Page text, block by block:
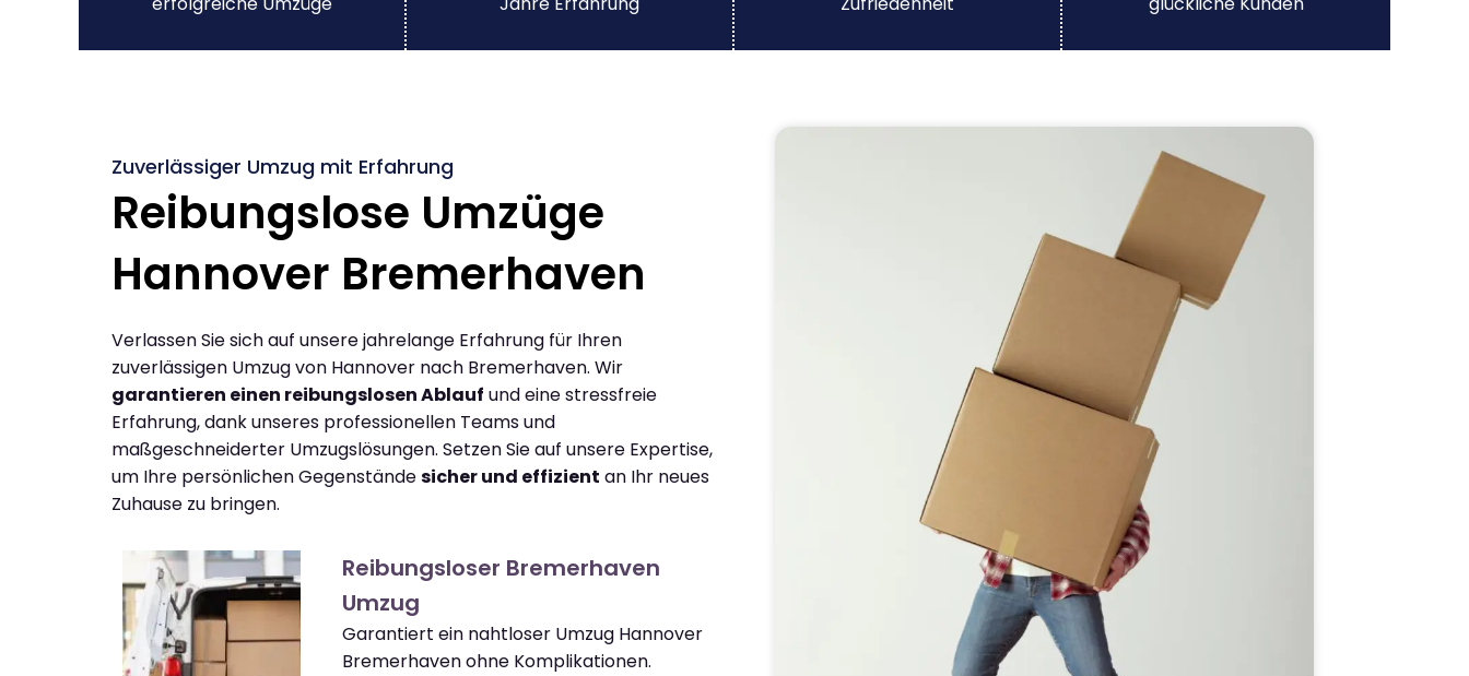
Zuverlässiger Umzug mit Erfahrung
Reibungslose Umzüge
Hannover Bremerhaven
Verlassen Sie sich auf unsere jahrelange Erfahrung für Ihren
zuverlässigen Umzug von Hannover nach Bremerhaven. Wir
garantieren einen reibungslosen Ablauf und eine stressfreie
Erfahrung, dank unseres professionellen Teams und
maßgeschneiderter Umzugslösungen. Setzen Sie auf unsere Expertise,
um Ihre persönlichen Gegenständesicher und effizient an Ihr neues
Zuhause zu bringen.
Reibungsloser Bremerhaven
Umzug
Garantiert ein nahtloser Umzug Hannover
Bremerhaven ohne Komplikationen.